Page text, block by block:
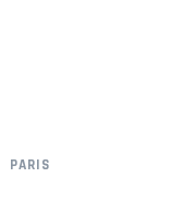
PARIS